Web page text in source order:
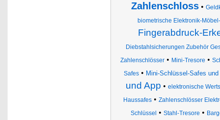
Zahlenschloss•
biometrische Elektronik-
Fingerabdruck-
Diebstahlsicherungen Zubehör
Zahlenschlösser• Mini-Tresore •
Safes• Mini-Schlüssel-Safes
und App • elektronische
Haussafes• Zahlenschlösser
Schlüssel
• Stahl-Tresore •